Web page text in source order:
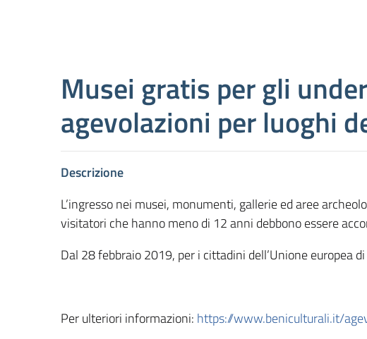
Musei gratis per gli
agevolazioni per luoghi
Descrizione
L’ingresso nei musei, monumenti, gallerie ed aree
visitatori che hanno meno di 12 anni debbono essere
Dal 28 febbraio 2019, per i cittadini dell’Unione europea
Per ulteriori informazioni: https://www.beniculturali.it/